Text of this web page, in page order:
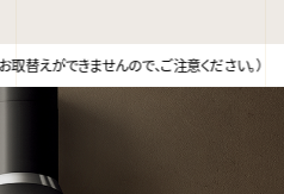
せんので、ご注意ください。）